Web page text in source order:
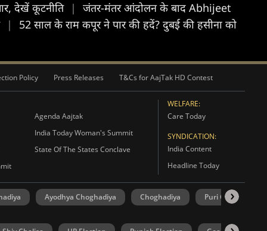
देखें कूटनीत‍ि |
जंतर-मंतर आंदोलन के बाद Abhijeet
|
52 साल के राम कपूर ने पार की हदें? दुबई की हसीना को
Policy Press Releases T&Cs for AajTak HD Contest
Agenda Aajtak
India Today Woman's Summit
State Of The States Conclave
WELFARE:
Care Today
SYNDICATION:
India Content
Headline Today
Ayodhya Choghadiya Choghadiya Puri Choghadiya